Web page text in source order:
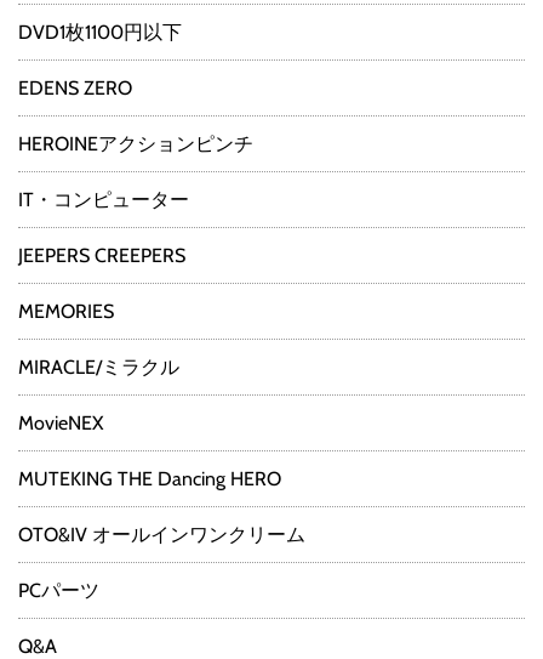
DVD1枚1100円以下
EDENS ZERO
HEROINEアクションピンチ
IT・コンピューター
JEEPERS CREEPERS
MEMORIES
MIRACLE/ミラクル
MovieNEX
MUTEKING THE Dancing HERO
OTO&IV オールインワンクリーム
PCパーツ
Q&A